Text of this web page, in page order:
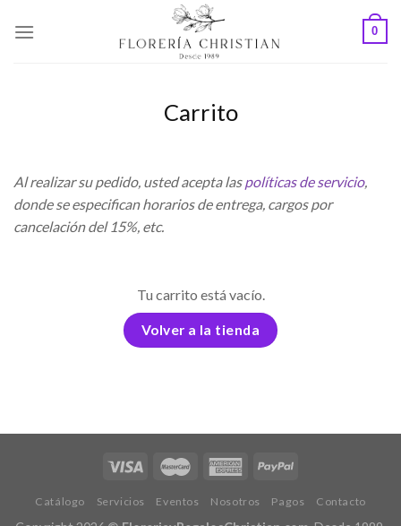
0
Carrito
Al realizar su pedido, usted acepta laspolíticas de servicio,
donde se especifican horarios de entrega, cargos por
cancelación del 15%, etc.
Tu carrito está vacío.
Volver a la tienda
Catálogo Servicios Eventos Nosotros Pagos Contacto